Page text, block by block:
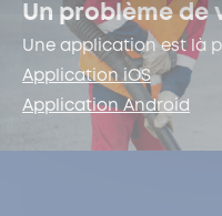
Un problème de
Une application est là
Application iOS
Application Android